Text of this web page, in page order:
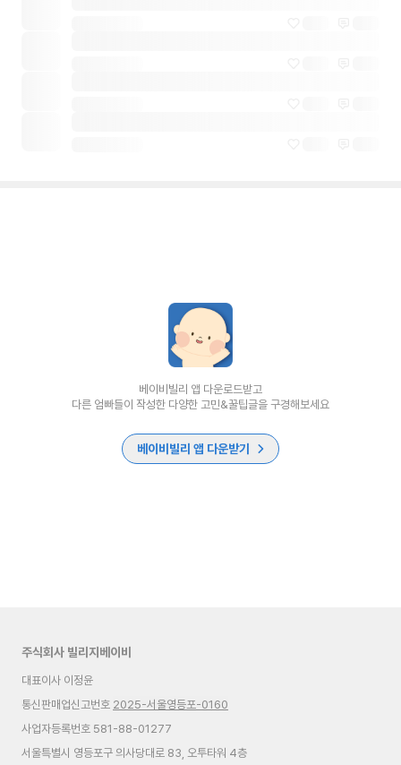
베이비빌리 앱 다운로드받고
다른 엄빠들이 작성한 다양한 고민&꿀팁글을 구경해보세요
베이비빌리 앱 다운받기
주식회사 빌리지베이비
대표이사 이정윤
통신판매업신고번호 2025-서울영등포-0160
사업자등록번호 581-88-01277
서울특별시 영등포구 의사당대로 83, 오투타워 4층